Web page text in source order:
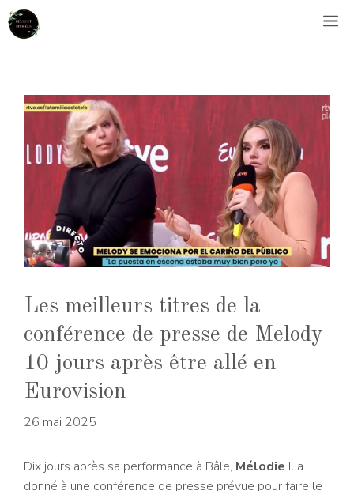
Aller
au
Les meilleurs titres de la
conférence de presse de Melody
10 jours après être allé en
Eurovision
26 mai 2025
Dix jours après sa performance à Bâle, Mélodie Il a
donné à une conférence de presse prévue pour faire le